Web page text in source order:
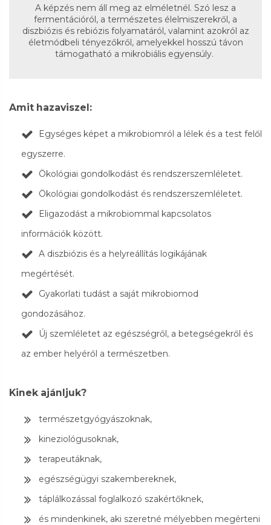
A képzés nem áll meg az elméletnél. Szó lesz a
fermentációról, a természetes élelmiszerekről, a
diszbiózis és rebiózis folyamatáról, valamint azokról az
életmódbeli tényezőkről, amelyekkel hosszú távon
támogatható a mikrobiális egyensúly.
Amit hazaviszel:
Egységes képet a mikrobiomról a lélek és a test felől
egyszerre.
Ökológiai gondolkodást és rendszerszemléletet.
Ökológiai gondolkodást és rendszerszemléletet.
Eligazodást a mikrobiommal kapcsolatos
információk között.
A diszbiózis és a helyreállítás logikájának
megértését.
Gyakorlati tudást a saját mikrobiomod
gondozásához.
Új szemléletet az egészségről, a betegségekről és
az ember helyéről a természetben.
Kinek ajánljuk?
természetgyógyászoknak,
kineziológusoknak,
terapeutáknak,
egészségügyi szakembereknek,
táplálkozással foglalkozó szakértőknek,
és mindenkinek, aki szeretné mélyebben megérteni